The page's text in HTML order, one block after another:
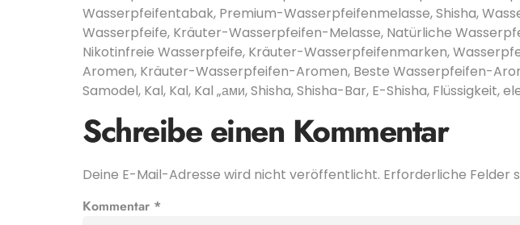
Wasserpfeifentabak, Premium-Wasserpfeifenmelasse, Shisha,
Wasserpfeife, Kräuter-Wasserpfeifen-Melasse, Natürliche
Nikotinfreie Wasserpfeife, Kräuter-Wasserpfeifenmarken,
Aromen, Kräuter-Wasserpfeifen-Aromen, Beste Wasserpfeifen-
Samodel, Kal, Kal, Kal „ами, Shisha, Shisha-Bar, E-Shisha, Flüssigkeit,
Schreibe einen Kommentar
Deine E-Mail-Adresse wird nicht veröffentlicht. Erforderliche Felder
Kommentar *